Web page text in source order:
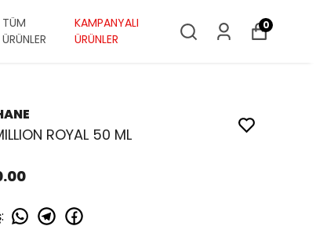
TÜM
ÜRÜNLER
KAMPANYALI
ÜRÜNLER
0
ROYAL 50 ML
: